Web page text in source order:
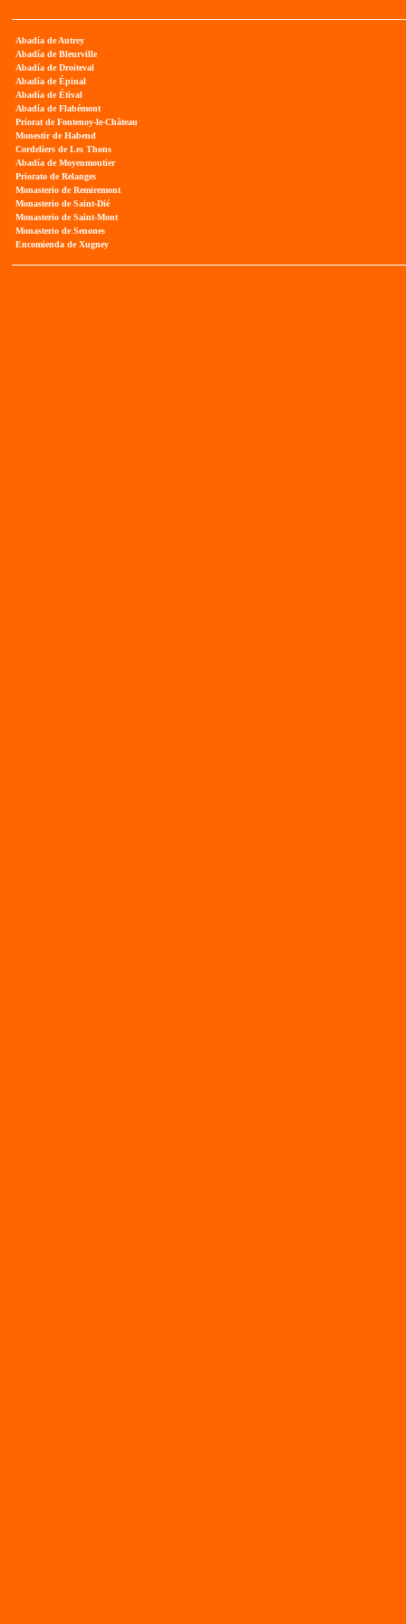
Abadía de Autrey
Abadía de Bleurville
Abadía de Droiteval
Abadía de Épinal
Abadía de Étival
Abadía de Flabémont
Priorat de Fontenoy-le-Château
Monestir de Habend
Cordeliers de Les Thons
Abadía de Moyenmoutier
Priorato de Relanges
Monasterio de Remiremont
Monasterio de Saint-Dié
Monasterio de Saint-Mont
Monasterio de Senones
Encomienda de Xugney